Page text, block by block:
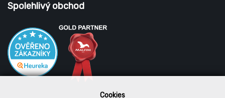
Cookies
Spolehlivý obchod